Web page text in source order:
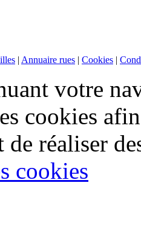
| Annuaire rues | Cookies |
votre
cookies
réaliser
cookies